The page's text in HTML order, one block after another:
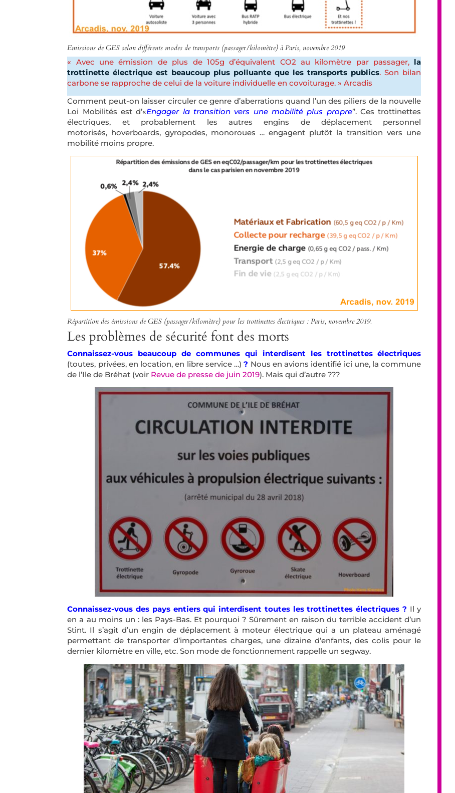
Emissions de GES selon différents modes de transports (passager/kilomètre) à Paris, novembre 2019
« Avec une émission de plus de 105g d’équivalent CO2 au kilomètre par passager, la
trottinette électrique est beaucoup plus polluante que les transports publics. Son bilan
carbone se rapproche de celui de la voiture individuelle en covoiturage. » Arcadis
Comment peut-on laisser circuler ce genre d’aberrations quand l’un des piliers de la nouvelle
Loi Mobilités est d’«Engager la transition vers une mobilité plus propre”. Ces trottinettes
électriques, et probablement les autres engins de déplacement personnel
motorisés, hoverboards, gyropodes, monoroues … engagent plutôt la transition vers une
mobilité moins propre.
Répartition des émissions de GES (passager/kilomètre) pour les trottinettes électriques : Paris, novembre 2019.
Les problèmes de sécurité font des morts
Connaissez-vous beaucoup de communes qui interdisent les trottinettes électriques
(toutes, privées, en location, en libre service …)? Nous en avions identifié ici une, la commune
de l’Ile de Bréhat (voir Revue de presse de juin 2019). Mais qui d’autre ???
Connaissez-vous des pays entiers qui interdisent toutes les trottinettes électriques ? Il y
en a au moins un : les Pays-Bas. Et pourquoi ? Sûrement en raison du terrible accident d’un
Stint. Il s’agit d’un engin de déplacement à moteur électrique qui a un plateau aménagé
permettant de transporter d’importantes charges, une dizaine d’enfants, des colis pour le
dernier kilomètre en ville, etc. Son mode de fonctionnement rappelle un segway.